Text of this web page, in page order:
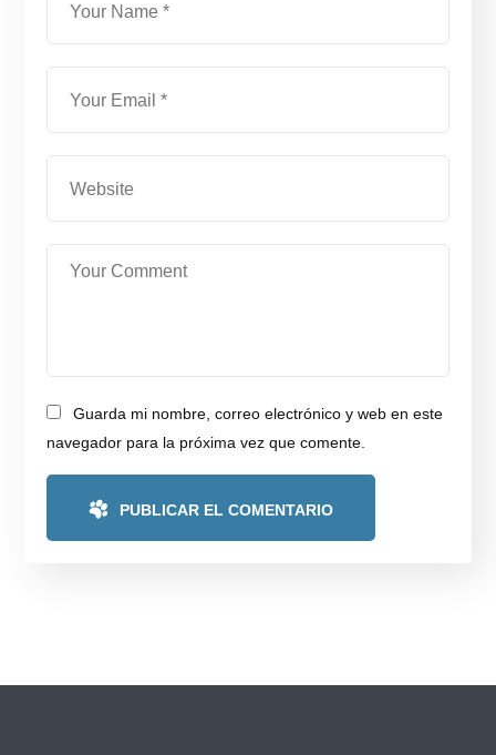
Guarda mi nombre, correo electrónico y web en este
navegador para la próxima vez que comente.
PUBLICAR EL COMENTARIO